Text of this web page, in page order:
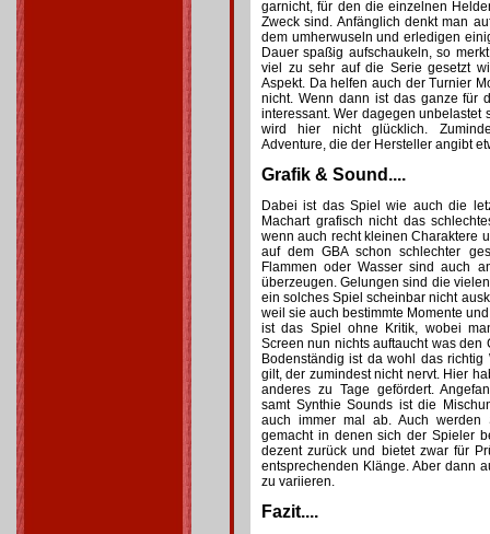
garnicht, für den die einzelnen
Zweck sind. Anfänglich denkt man
dem umherwuseln und erledigen
Dauer spaßig aufschaukeln, so
viel zu sehr auf die Serie gesetzt
Aspekt. Da helfen auch der Turnier
nicht. Wenn dann ist das ganze für
interessant. Wer dagegen
wird hier nicht glücklich.
Adventure, die der Hersteller angibt
Grafik & Sound....
Dabei ist das Spiel wie auch die
Machart grafisch nicht das
wenn auch recht kleinen Charaktere
auf dem GBA schon schlechter
Flammen oder Wasser sind auch
überzeugen. Gelungen sind die
ein solches Spiel scheinbar nicht
weil sie auch bestimmte Momente
ist das Spiel ohne Kritik, wobei
Screen nun nichts auftaucht was den
Bodenständig ist da wohl das
gilt, der zumindest nicht nervt. Hier
anderes zu Tage gefördert.
samt Synthie Sounds ist die
auch immer mal ab. Auch werden
gemacht in denen sich der Spieler
dezent zurück und bietet zwar für
entsprechenden Klänge. Aber dann
zu variieren.
Fazit....